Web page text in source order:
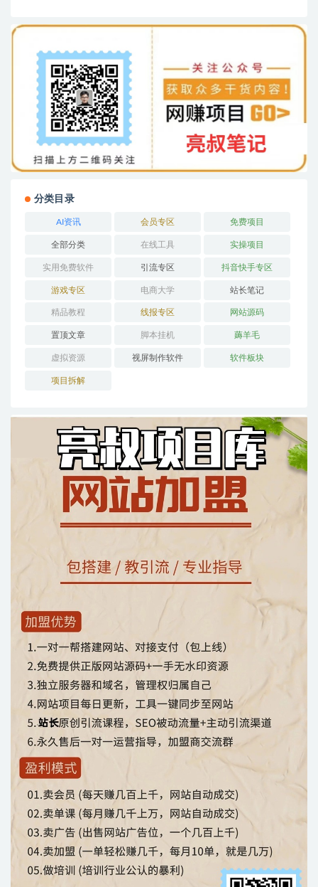
分类目录
AI资讯 会员专区 免费项目
全部分类 在线工具 实操项目
实用免费软件 引流专区 抖音快手专区
游戏专区 电商大学 站长笔记
精品教程 线报专区 网站源码
置顶文章 脚本挂机 薅羊毛
虚拟资源 视屏制作软件 软件板块
项目拆解